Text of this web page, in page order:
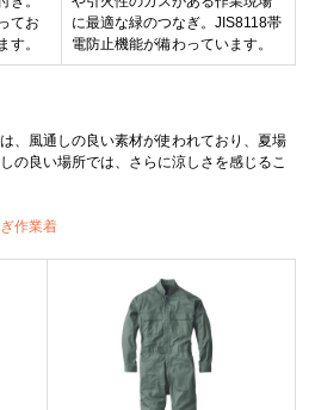
てお
す。
に最適な緑のつなぎ。JIS8118帯
電防止機能が備わっています。
、風通しの良い素材が使われており、夏場
の良い場所では、さらに涼しさを感じるこ
作業着